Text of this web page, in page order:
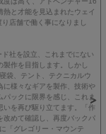
と才能を見込まれたウェイ
店舗で働く事になりまし
社を設立、これまでにない
作を目指します。しかし
袋、テント、テクニカルウ
に様々なギアを製作、技術や
ックに限界を感じ、これま
いを再び駆り立てます。「作
改めて確認し、再度バックパ
「グレゴリー・マウンテ